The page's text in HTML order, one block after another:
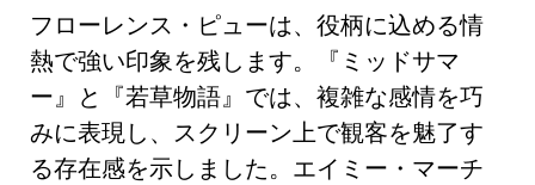
フローレンス・ピューは、役柄に込める情
熱で強い印象を残します。『ミッドサマ
ー』と『若草物語』では、複雑な感情を巧
みに表現し、スクリーン上で観客を魅了す
る存在感を示しました。エイミー・マーチ